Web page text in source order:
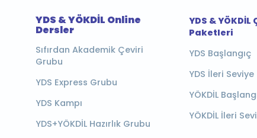
YDS & YÖKDİL Online
Dersler
Sıfırdan Akademik Çeviri
Grubu
YDS Express Grubu
YDS Kampı
YDS+YÖKDİL Hazırlık Grubu
YDS & YÖKDİL
Paketleri
YDS Başlangıç
YDS İleri Seviye
YÖKDİL
YÖKDİL İleri